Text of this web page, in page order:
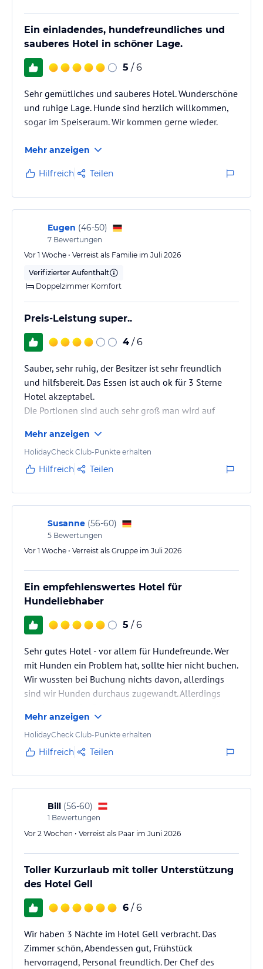
In unserer Kellerbar „Wegmacherbar“ werden Sie einen lustigen
Abend verbringen.
Sonstige Einrichtungen und Services
Wohlfühlen und Abschalten nach erlebnisreichen Urlaubstagen.
Wir bieten unseren Gästen:
•200 qm Wellnessoase mit Außenwhirlpool (36 °C warmen Wasser)
•Finnische Sauna 90 °C
•Infrarotkabine mit Lichttherapie
•Solarium (Gebühr)
•Massage (Gebühr)
•Kneippzone
•Wärmebänke
•Wasserbetten
•Frischluftbereich und ein herrlicher Wintergarten zum Relaxen.
Info: Im Sommer ist das Außenwhirlpool nicht im Betrieb.
Hinweis: Allgemeine und unverbindliche
ohne Gewähr und ohne Prüfung durch HolidayCheck. Bitte
lies vor der Buchung die verbindlichen Angebotsdetailsdes
jeweiligen Veranstalters.
Ein einladendes, hundefreundliches und
sauberes Hotel in schöner Lage.
5 / 6
Sehr gemütliches und sauberes Hotel. Wunderschöne
und ruhige Lage. Hunde sind herzlich willkommen,
sogar im Speiseraum. Wir kommen gerne wieder.
Mehr anzeigen
Hilfreich Teilen
Eugen (46-50)
7 Bewertungen
Vor 1 Woche • Verreist als Familie im Juli 2026
Verifizierter Aufenthalt
Doppelzimmer Komfort
Preis-Leistung super..
4 / 6
Sauber, sehr ruhig, der Besitzer ist sehr freundlich
und hilfsbereit. Das Essen ist auch ok für 3 Sterne
Hotel akzeptabel.
Die Portionen sind auch sehr groß man wird auf
Mehr anzeigen
HolidayCheck Club-Punkte erhalten
Hilfreich Teilen
Susanne (56-60)
5 Bewertungen
Vor 1 Woche • Verreist als Gruppe im Juli 2026
Ein empfehlenswertes Hotel für
Hundeliebhaber
5 / 6
Sehr gutes Hotel - vor allem für Hundefreunde. Wer
mit Hunden ein Problem hat, sollte hier nicht buchen.
Wir wussten bei Buchung nichts davon, allerdings
sind wir Hunden durchaus zugewandt. Allerdings
das Gekläffe eine Unterhaltung schwierig macht und
sich ein großer Hund neben meinem Teller ausgiebig
schüttelt, ist es dann doch sehr unangenehm. Hier
und auch Rücksicht auf die Gäste ohne Hund
genommen werden.…
Mehr anzeigen
HolidayCheck Club-Punkte erhalten
Hilfreich Teilen
Bill (56-60)
1 Bewertungen
Vor 2 Wochen • Verreist als Paar im Juni 2026
Toller Kurzurlaub mit toller Unterstützung
des Hotel Gell
6 / 6
Wir haben 3 Nächte im Hotel Gell verbracht. Das
Zimmer schön, Abendessen gut, Frühstück
hervorragend, Personal freundlich. Der Chef des